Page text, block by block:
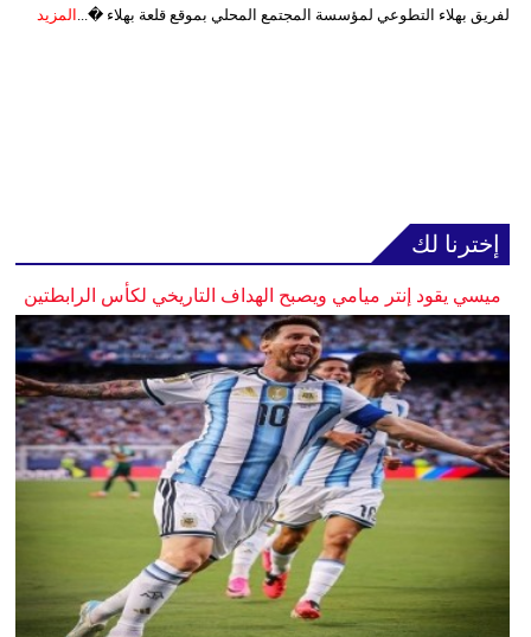
لفريق بهلاء التطوعي لمؤسسة المجتمع المحلي بموقع قلعة بهلاء �... المزيد
إخترنا لك
ميسي يقود إنتر ميامي ويصبح الهداف التاريخي لكأس الرابطتين